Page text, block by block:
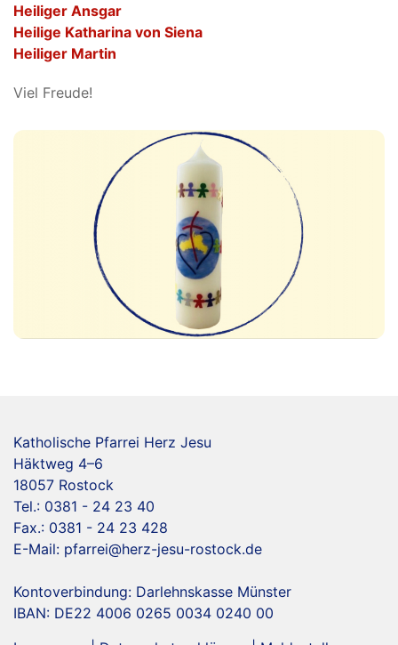
Heiliger Ansgar
Heilige Katharina von Siena
Heiliger Martin
Viel Freude!
Katholische Pfarrei Herz Jesu
Häktweg 4–6
18057 Rostock
Tel.: 0381 - 24 23 40
Fax.: 0381 - 24 23 428
E-Mail: pfarrei@herz-jesu-rostock.de
Kontoverbindung: Darlehnskasse Münster
IBAN: DE22 4006 0265 0034 0240 00